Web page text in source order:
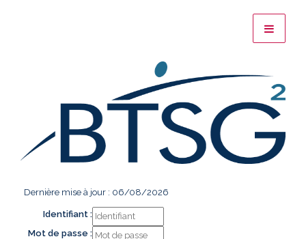
Dernière mise à jour : 06/08/2026
Identifiant :
Mot de passe :